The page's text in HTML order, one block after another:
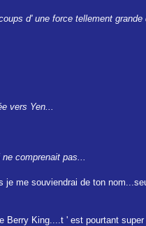
d' une force tellement
vers Yen...
comprenait pas...
me souviendrai de ton
Berry King....t ' est pourtant